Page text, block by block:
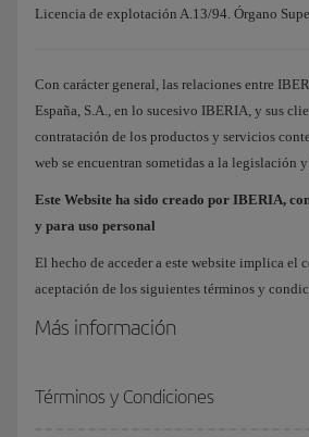
Licencia de explotación A.13/94. Órgano
Con carácter general, las relaciones entre
España, S.A., en lo sucesivo IBERIA, y sus
contratación de los productos y servicios
web se encuentran sometidas a la legislación
Este Website ha sido creado por IBERIA,
y para uso personal
El hecho de acceder a este website implica el
aceptación de los siguientes términos y
Más información
Términos y Condiciones